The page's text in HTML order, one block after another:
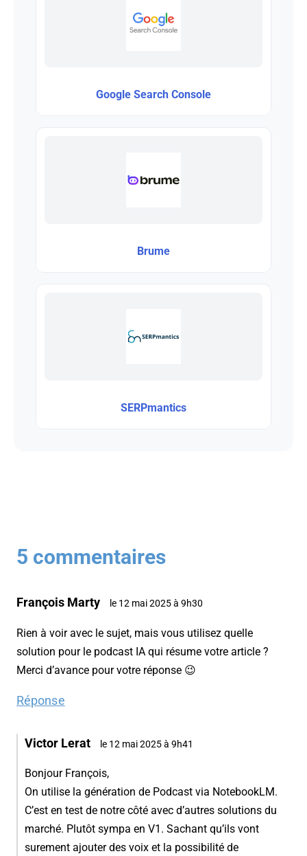
Google Search Console
Brume
SERPmantics
5 commentaires
François Marty le 12 mai 2025 à 9h30
Rien à voir avec le sujet, mais vous utilisez quelle
solution pour le podcast IA qui résume votre article ?
Merci d’avance pour votre réponse 😉
Réponse
Victor Lerat le 12 mai 2025 à 9h41
Bonjour François,
On utilise la génération de Podcast via NotebookLM.
C’est en test de notre côté avec d’autres solutions du
marché. Plutôt sympa en V1. Sachant qu’ils vont
surement ajouter des voix et la possibilité de